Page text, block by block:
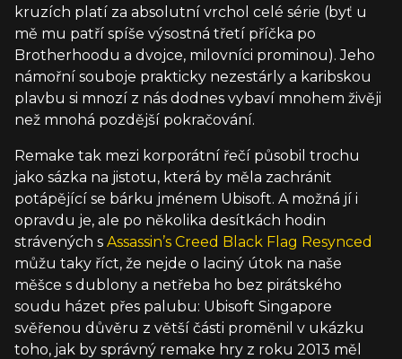
kruzích platí za absolutní vrchol celé série (byť u
mě mu patří spíše výsostná třetí příčka po
Brotherhoodu a dvojce, milovníci prominou). Jeho
námořní souboje prakticky nezestárly a karibskou
plavbu si mnozí z nás dodnes vybaví mnohem živěji
než mnohá pozdější pokračování.
Remake tak mezi korporátní řečí působil trochu
jako sázka na jistotu, která by měla zachránit
potápějící se bárku jménem Ubisoft. A možná jí i
opravdu je, ale po několika desítkách hodin
strávených s Assassin’s Creed Black Flag Resynced
můžu taky říct, že nejde o laciný útok na naše
měšce s dublony a netřeba ho bez pirátského
soudu házet přes palubu: Ubisoft Singapore
svěřenou důvěru z větší části proměnil v ukázku
toho, jak by správný remake hry z roku 2013 měl